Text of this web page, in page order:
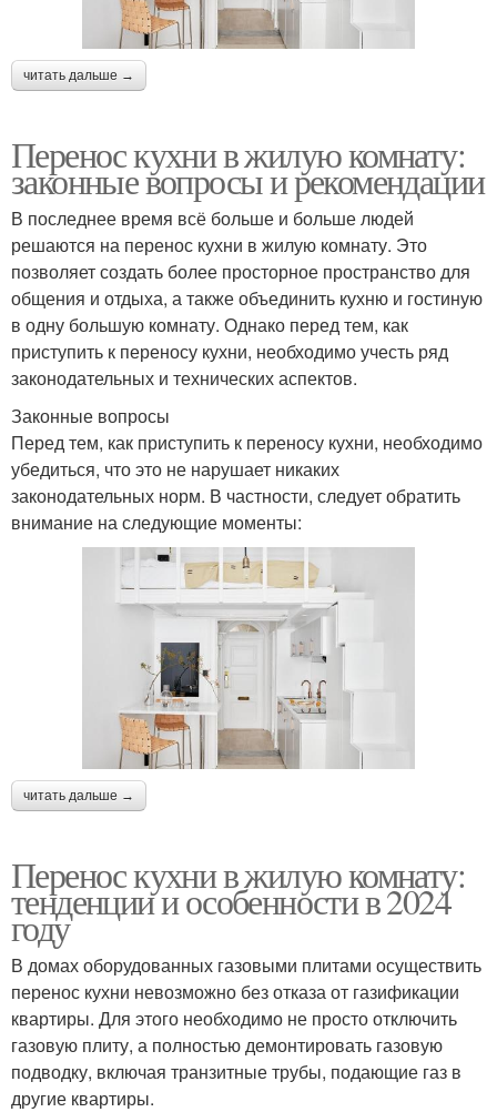
читать дальше →
Перенос кухни в жилую комнату:
законные вопросы и рекомендации
В последнее время всё больше и больше людей
решаются на перенос кухни в жилую комнату. Это
позволяет создать более просторное пространство для
общения и отдыха, а также объединить кухню и гостиную
в одну большую комнату. Однако перед тем, как
приступить к переносу кухни, необходимо учесть ряд
законодательных и технических аспектов.
Законные вопросы
Перед тем, как приступить к переносу кухни, необходимо
убедиться, что это не нарушает никаких
законодательных норм. В частности, следует обратить
внимание на следующие моменты:
читать дальше →
Перенос кухни в жилую комнату:
тенденции и особенности в 2024
году
В домах оборудованных газовыми плитами осуществить
перенос кухни невозможно без отказа от газификации
квартиры. Для этого необходимо не просто отключить
газовую плиту, а полностью демонтировать газовую
подводку, включая транзитные трубы, подающие газ в
другие квартиры.